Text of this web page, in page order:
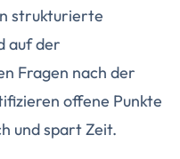
strukturierte
auf der
Fragen nach der
offene Punkte
und spart Zeit.